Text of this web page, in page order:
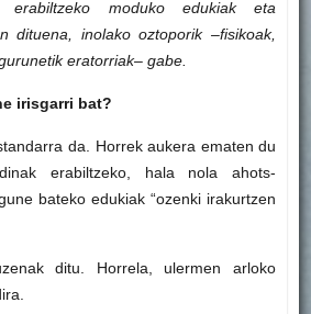
erabiltzeko moduko edukiak eta
dituena, inolako oztoporik –fisikoak,
eratorriak– gabe.
irisgarri bat?
da. Horrek aukera ematen du
erabiltzeko, hala nola ahots-
bateko edukiak “ozenki irakurtzen
ditu. Horrela, ulermen arloko